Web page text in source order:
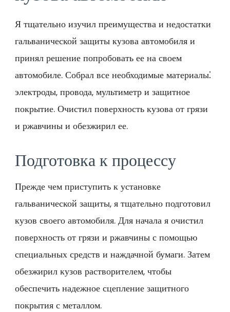
Я тщательно изучил преимущества и недостатки
гальванической защиты кузова автомобиля и
принял решение попробовать ее на своем
автомобиле. Собрал все необходимые материалы⁚
электроды, провода, мультиметр и защитное
покрытие. Очистил поверхность кузова от грязи
и ржавчины и обезжирил ее.
Подготовка к процессу
Прежде чем приступить к установке
гальванической защиты, я тщательно подготовил
кузов своего автомобиля. Для начала я очистил
поверхность от грязи и ржавчины с помощью
специальных средств и наждачной бумаги. Затем
обезжирил кузов растворителем, чтобы
обеспечить надежное сцепление защитного
покрытия с металлом.